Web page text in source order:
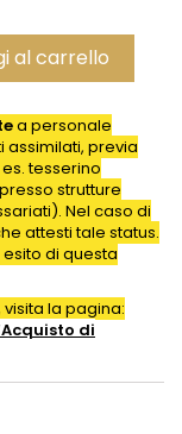
al carrello
a personale
assimilati, previa
tesserino
strutture
Nel caso di
attesti tale status.
di questa
visita la pagina:
di